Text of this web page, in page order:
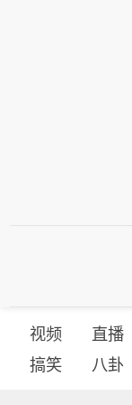
视频 直播
搞笑
八卦